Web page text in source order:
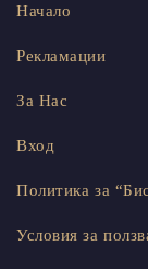
Начало
Рекламации
За Нас
Вход
Политика за
Условия за